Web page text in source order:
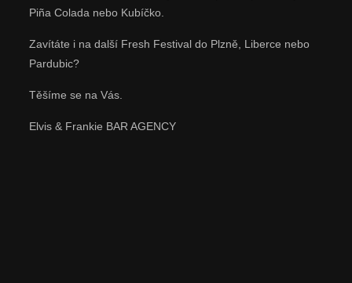
Piña Colada nebo Kubíčko.
Zavítáte i na další Fresh Festival do Plzně, Liberce nebo
Pardubic?
Těšíme se na Vás.
Elvis & Frankie BAR AGENCY